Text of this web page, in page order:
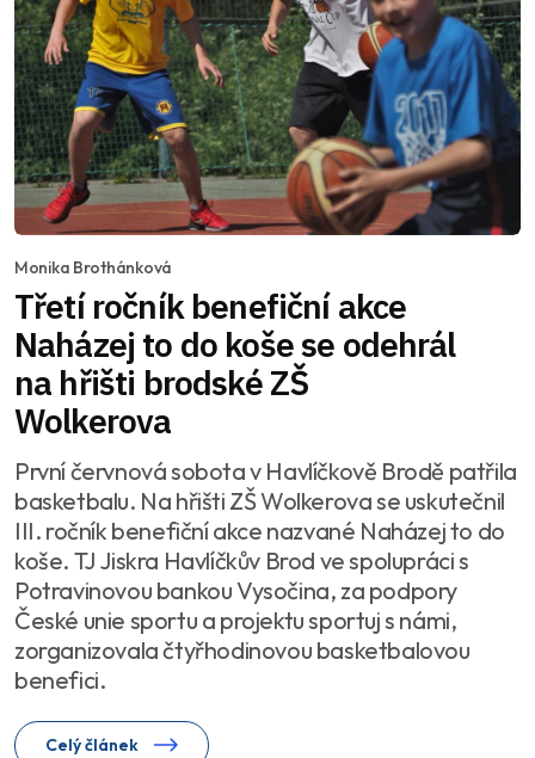
Monika Brothánková
Třetí ročník benefiční akce
Naházej to do koše se odehrál
na hřišti brodské ZŠ
Wolkerova
První červnová sobota v Havlíčkově Brodě patřila
basketbalu. Na hřišti ZŠ Wolkerova se uskutečnil
III. ročník benefiční akce nazvané Naházej to do
koše. TJ Jiskra Havlíčkův Brod ve spolupráci s
Potravinovou bankou Vysočina, za podpory
České unie sportu a projektu sportuj s námi,
zorganizovala čtyřhodinovou basketbalovou
benefici.
Celý článek